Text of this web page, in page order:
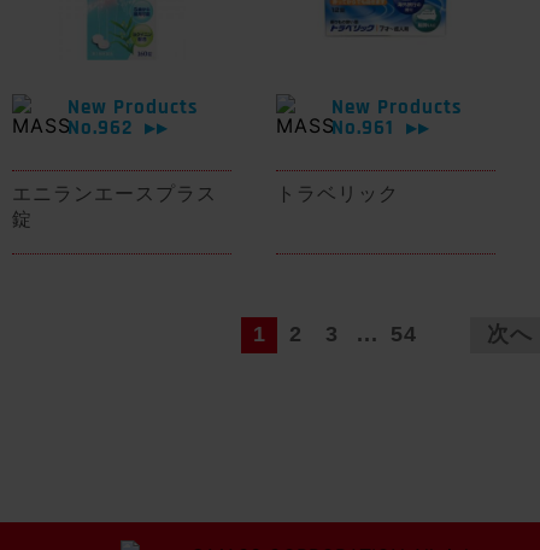
New Products
No.962
▶▶
エニランエースプラス
錠
New Products
No.961
▶▶
トラベリック
1 2 3 ... 54 次